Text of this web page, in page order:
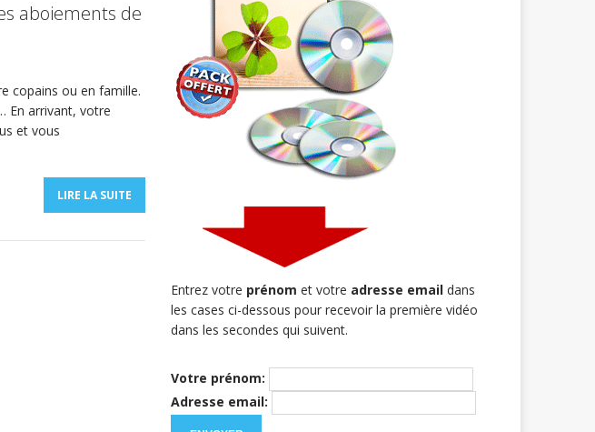
aboiements de
copains ou en famille.
En arrivant, votre
et vous
LIRE LA SUITE
Entrez votre prénom et votre adresse email dans
les cases ci-dessous pour recevoir la première vidéo
dans les secondes qui suivent.
Votre prénom:
Adresse email: